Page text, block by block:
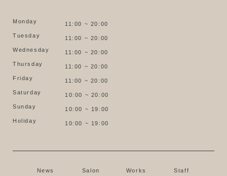
Monday
11:00 ~ 20:00
Tuesday
11:00 ~ 20:00
Wednesday
11:00 ~ 20:00
Thursday
11:00 ~ 20:00
Friday
11:00 ~ 20:00
Saturday
10:00 ~ 20:00
Sunday
10:00 ~ 19:00
Holiday
10:00 ~ 19:00
News Salon Works Staff